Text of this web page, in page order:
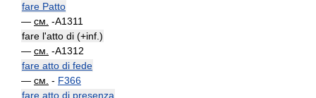
fare Patto
— см. -A1311
fare l'atto di (+inf.)
— см. -A1312
fare atto di fede
— см. - F366
fare atto di presenza